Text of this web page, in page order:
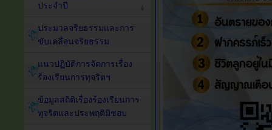
ประจำปี
ประมวลจริยธรรมและการ
ขับเคลื่อนจริยธรรม
แนวปฏิบัติการจัดการเรื่อง
ร้องเรียนการทุจริตฯ
ข้อมูลสถิติเรื่องร้องเรียนการ
ทุจริตและประพฤติมิชอบ